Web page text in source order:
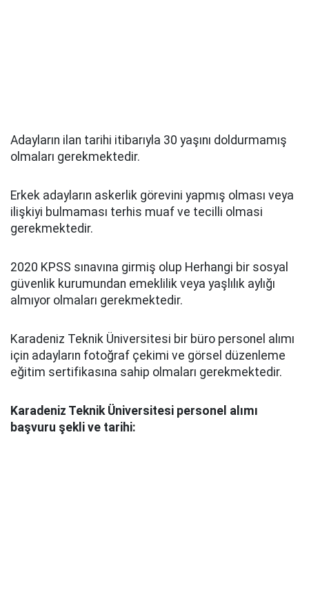
Adayların ilan tarihi itibarıyla 30 yaşını doldurmamış
olmaları gerekmektedir.
Erkek adayların askerlik görevini yapmış olması veya
ilişkiyi bulmaması terhis muaf ve tecilli olmasi
gerekmektedir.
2020 KPSS sınavına girmiş olup Herhangi bir sosyal
güvenlik kurumundan emeklilik veya yaşlılık aylığı
almıyor olmaları gerekmektedir.
Karadeniz Teknik Üniversitesi bir büro personel alımı
için adayların fotoğraf çekimi ve görsel düzenleme
eğitim sertifikasına sahip olmaları gerekmektedir.
Karadeniz Teknik Üniversitesi personel alımı
başvuru şekli ve tarihi: